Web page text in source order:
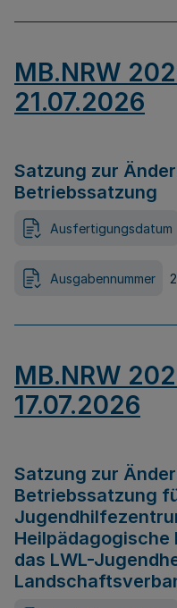
MB.NRW
21.07.2026
Satzung zur
Betriebssatzung
Ausfertigungsdatum
Ausgabennummer
MB.NRW
17.07.2026
Satzung zur
Betriebssatzung
Heilpädagogische
das LWL-